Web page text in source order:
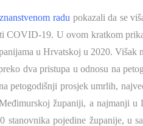
znanstvenom radu pokazali da se
COVID-19. U ovom kratkom
u Hrvatskoj u 2020.
dva pristupa u odnosu na
petogodišnji prosjek umrlih,
županiji, a najmanji u
stanovnika pojedine županije, u